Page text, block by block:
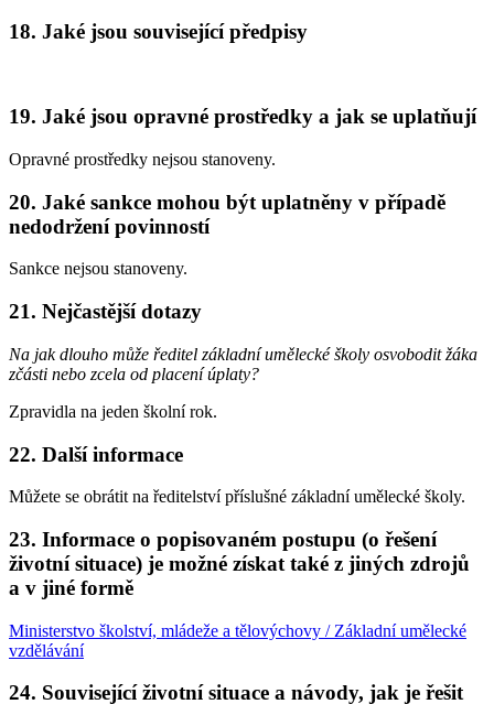
18. Jaké jsou související předpisy
19. Jaké jsou opravné prostředky a jak se uplatňují
Opravné prostředky nejsou stanoveny.
20. Jaké sankce mohou být uplatněny v případě
nedodržení povinností
Sankce nejsou stanoveny.
21. Nejčastější dotazy
Na jak dlouho může ředitel základní umělecké školy osvobodit žáka
zčásti nebo zcela od placení úplaty?
Zpravidla na jeden školní rok.
22. Další informace
Můžete se obrátit na ředitelství příslušné základní umělecké školy.
23. Informace o popisovaném postupu (o řešení
životní situace) je možné získat také z jiných zdrojů
a v jiné formě
Ministerstvo školství, mládeže a tělovýchovy / Základní umělecké
vzdělávání
24. Související životní situace a návody, jak je řešit